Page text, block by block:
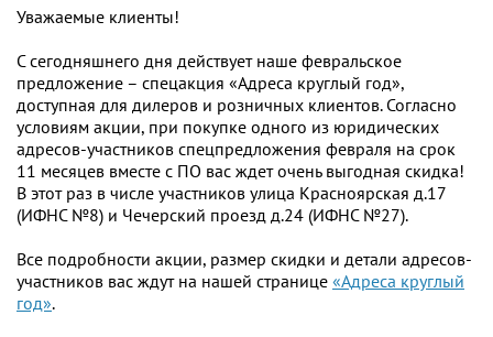
Уважаемые клиенты!
С сегодняшнего дня действует наше февральское
предложение – спецакция «Адреса круглый год»,
доступная для дилеров и розничных клиентов. Согласно
условиям акции, при покупке одного из юридических
адресов-участников спецпредложения февраля на срок
11 месяцев вместе с ПО вас ждет очень выгодная скидка!
В этот раз в числе участников улица Красноярская д.17
(ИФНС №8) и Чечерский проезд д.24 (ИФНС №27).
Все подробности акции, размер скидки и детали адресов-
участников вас ждут на нашей странице «Адреса круглый
год».